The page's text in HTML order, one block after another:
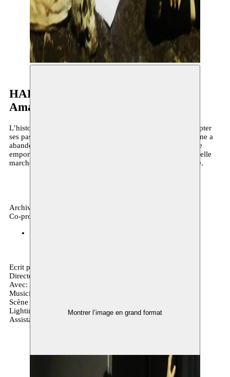
Montrer l’image en grand format
HAK
Amal Omran
L’histoire d’un être-humain qui marche pieds nus sans compter
ses pas, sans histoire, sans regarder derrière-elle. Cette femme a
abandonné son nom, son passé, son identité. Tout ce qu’elle
emporte avec elle c’est son souffle et sa conscience, quand elle
marche vers le noir. Avec une voix de détresse et de rébellie.
Archives, théâtre
Co-production
Ecrit par: Berkay Ateş
Directeurs: Ayşenil Şamlıoğlu, Berkay Ateş
Avec: Amal Omran
Musiciens: Merih Aşkın
Scène et Costume Design: Tomris Kuzu
Lighting Design: Cem Yılmazer
Assistant Director: Reyhan Ozdilek